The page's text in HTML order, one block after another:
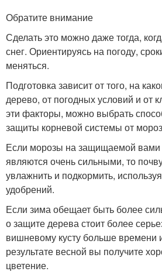
Обратите внимание
Сделать это можно даже тогда,
снег. Ориентируясь на погоду,
меняться.
Подготовка зависит от того, на
дерево, от погодных условий и от
эти факторы, можно выбрать
защиты корневой системы от
Если морозы на защищаемой вами
являются очень сильными, то
увлажнить и подкормить,
удобрений.
Если зима обещает быть более
о защите дерева стоит более
вишневому кусту больше времени
результате весной вы получите
цветение.